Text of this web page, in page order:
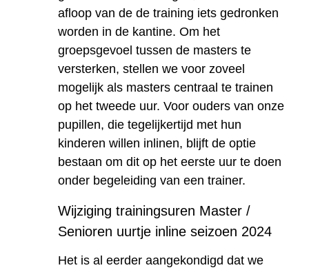
afloop van de de training iets gedronken
worden in de kantine. Om het
groepsgevoel tussen de masters te
versterken, stellen we voor zoveel
mogelijk als masters centraal te trainen
op het tweede uur. Voor ouders van onze
pupillen, die tegelijkertijd met hun
kinderen willen inlinen, blijft de optie
bestaan om dit op het eerste uur te doen
onder begeleiding van een trainer.
Wijziging trainingsuren Master /
Senioren uurtje inline seizoen 2024
Het is al eerder aangekondigd dat we